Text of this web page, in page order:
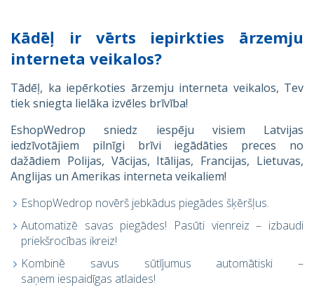
Kādēļ ir vērts iepirkties ārzemju
interneta veikalos?
Tādēļ, ka iepērkoties ārzemju interneta veikalos, Tev
tiek sniegta lielāka izvēles brīvība!
EshopWedrop sniedz iespēju visiem Latvijas
iedzīvotājiem pilnīgi brīvi iegādāties preces no
dažādiem Polijas, Vācijas, Itālijas, Francijas, Lietuvas,
Anglijas un Amerikas interneta veikaliem!
EshopWedrop novērš jebkādus piegādes šķēršļus.
Automatizē savas piegādes! Pasūti vienreiz – izbaudi
priekšrocības ikreiz!
Kombinē savus sūtījumus automātiski –
saņem iespaidīgas atlaides!